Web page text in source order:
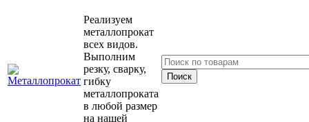
Реализуем
металлопрокат
всех видов.
Выполним
резку, сварку,
гибку
металлопроката
в любой размер
на нашей